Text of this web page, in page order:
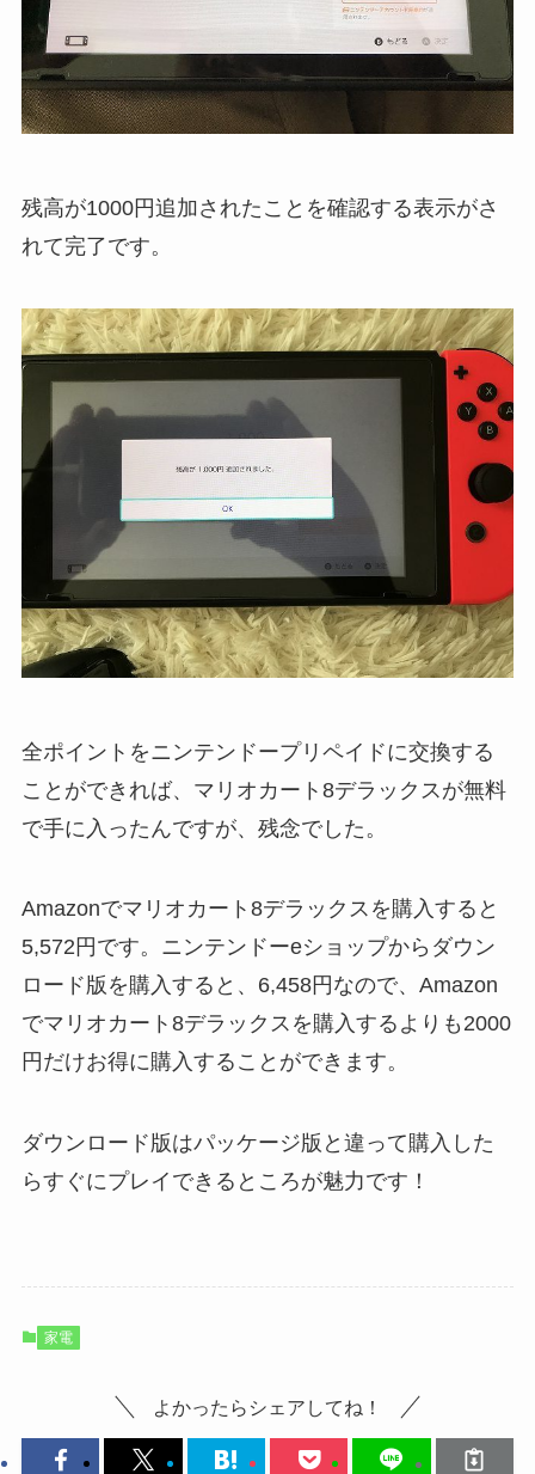
残高が1000円追加されたことを確認する表示がさ
れて完了です。
全ポイントをニンテンドープリペイドに交換する
ことができれば、マリオカート8デラックスが無料
で手に入ったんですが、残念でした。
Amazonでマリオカート8デラックスを購入すると
5,572円です。ニンテンドーeショップからダウン
ロード版を購入すると、6,458円なので、Amazon
でマリオカート8デラックスを購入するよりも2000
円だけお得に購入することができます。
ダウンロード版はパッケージ版と違って購入した
らすぐにプレイできるところが魅力です！
家電
よかったらシェアしてね！